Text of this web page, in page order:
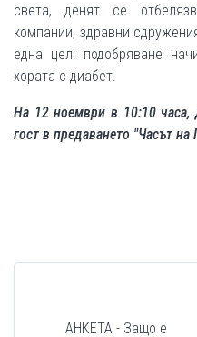
света, денят се
компании, здравни
една цел: подобряване
хората с диабет.
На 12 ноември в 10:10
гост в предаването "Часът
АНКЕТА - Защо е